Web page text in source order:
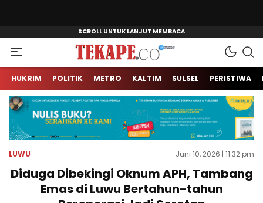
Tekape.co
Jendela Informasi Kita
HUKRIM POLITIK METRO KALTIM SULSEL PERISTIWA
LUWU Juni 10, 2026 | 11:32 pm
Diduga Dibekingi Oknum APH, Tambang
Emas di Luwu Bertahun-tahun